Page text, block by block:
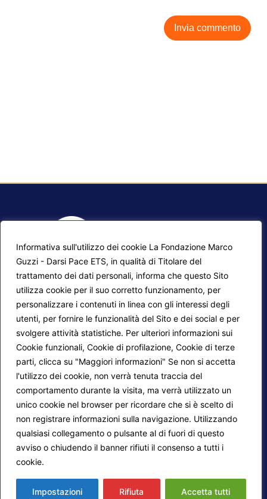
Informativa sull'utilizzo dei cookie La Fondazione Marco
Guzzi - Darsi Pace ETS, in qualità di Titolare del
trattamento dei dati personali, informa che questo Sito
utilizza cookie per il suo corretto funzionamento, per
personalizzare i contenuti in linea con gli interessi degli
utenti, per fornire le funzionalità del Sito e dei social e per
svolgere attività statistiche. Per ulteriori informazioni sui
Cookie funzionali, Cookie di profilazione, Cookie di terze
parti, clicca su "Maggiori informazioni" Se non si accetta
l'utilizzo dei cookie, non verrà tenuta traccia del
comportamento durante la visita, ma verrà utilizzato un
unico cookie nel browser per ricordare che si è scelto di
non registrare informazioni sulla navigazione. Utilizzando
qualsiasi collegamento o pulsante al di fuori di questo
avviso o chiudendo il banner rifiuti il consenso a tutti i
cookie.
Impostazioni Rifiuta Accetta tutti
Mappa del sito
Progetti Darsi Pace
Login redattori
Contatti
Calendario corsi
Privacy Policy
Cookie Policy
Seguici su:
© 2026
. Tutti i diritti sono riservati.